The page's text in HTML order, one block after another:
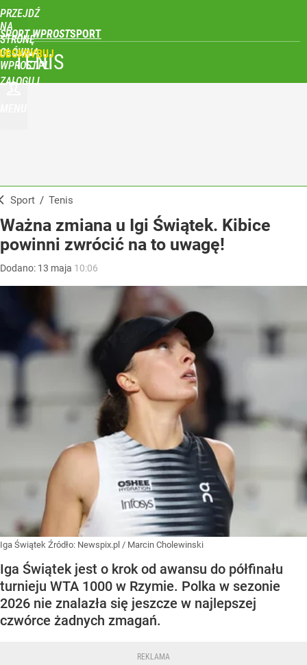
PRZEJDŹ
NA
STRONĘ
GŁÓWNĄ
WPROST.PL
SPORT WPROST
ZALOGUJ
TENIS
Sport / Tenis
Ważna zmiana u Igi Świątek. Kibice
powinni zwrócić na to uwagę!
Dodano: 13 maja 10:06
Iga Świątek Źródło: Newspix.pl / Marcin Cholewinski
Iga Świątek jest o krok od awansu do półfinału
turnieju WTA 1000 w Rzymie. Polka w sezonie
2026 nie znalazła się jeszcze w najlepszej
czwórce żadnych zmagań.